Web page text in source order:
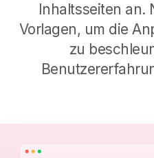
Die Plattform zur
Schulungskurse, die
sind und auf
basieren.
Inhaltsseiten an.
Vorlagen, um die
zu